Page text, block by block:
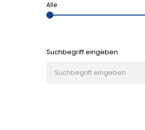
Suchbegriff eingeben